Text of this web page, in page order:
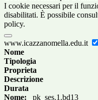
I cookie necessari per il
disabilitati. È possibile
policy.
www.icazzanomella.edu.it
Nome
Tipologia
Proprieta
Descrizione
Durata
Nome: _pk_ses.1.bd13